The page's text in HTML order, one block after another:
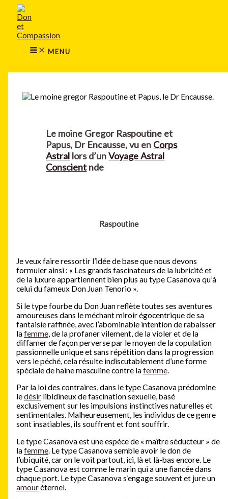
Aller
contenu
MENU
Le moine Gregor Raspoutine et
Papus, Dr Encausse, vu en Corps
Astral lors d’unVoyage Astral
Conscientnde
Raspoutine
Je veux faire ressortir l’idée de base que nous devons
formuler ainsi : « Les grands fascinateurs de la lubricité et
de la luxure appartiennent bien plus au type Casanova qu’à
celui du fameux Don Juan Tenorio ».
Si le type fourbe du Don Juan reflète toutes ses aventures
amoureuses dans le méchant miroir égocentrique de sa
fantaisie raffinée, avec l’abominable intention de rabaisser
lafemme, de la profaner vilement, de la violer et de la
diffamer de façon perverse par le moyen de la copulation
passionnelle unique et sans répétition dans la progression
vers le péché, cela résulte indiscutablement d’une forme
spéciale de haine masculine contre lafemme.
Par la loi des contraires, dans le type Casanova prédomine
ledésirlibidineux de fascination sexuelle, basé
exclusivement sur les impulsions instinctives naturelles et
sentimentales. Malheureusement, les individus de ce genre
sont insatiables, ils souffrent et font souffrir.
Le type Casanova est une espèce de « maître séducteur » de
lafemme. Le type Casanova semble avoir le don de
l’ubiquité, car on le voit partout, ici, là et là-bas encore. Le
type Casanova est comme le marin qui a une fiancée dans
chaque port. Le type Casanova s’engage souvent et jure un
amouréternel.